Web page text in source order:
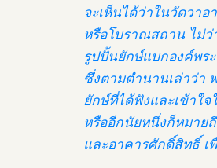
จะเห็นได้ว่าในวัดวา
หรือโบราณสถาน ไม่ว่
รูปปั้นยักษ์แบกองค์พร
ซึ่งตามตำนานเล่าว่า
ยักษ์ที่ได้ฟังและเข้าใ
หรืออีกนัยหนึ่งก็หมาย
และอาคารศักดิ์สิทธิ์ เ